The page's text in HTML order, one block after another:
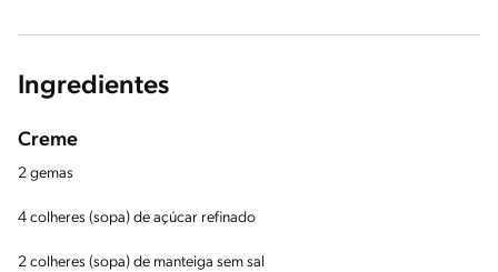
Ingredientes
Creme
2 gemas
4 colheres (sopa) de açúcar refinado
2 colheres (sopa) de manteiga sem sal